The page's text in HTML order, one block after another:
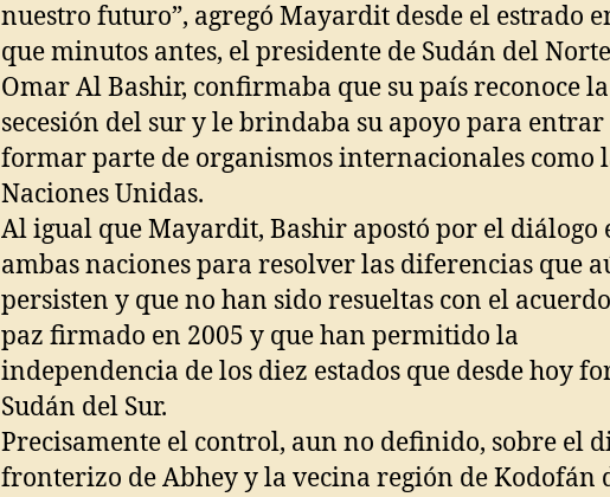
nuestro futuro”, agregó Mayardit desde el estrado
que minutos antes, el presidente de Sudán del
Omar Al Bashir, confirmaba que su país reconoce la
secesión del sur y le brindaba su apoyo para entrar
formar parte de organismos internacionales como
Naciones Unidas.
Al igual que Mayardit, Bashir apostó por el diálogo
ambas naciones para resolver las diferencias que
persisten y que no han sido resueltas con el
paz firmado en 2005 y que han permitido la
independencia de los diez estados que desde hoy
Sudán del Sur.
Precisamente el control, aun no definido, sobre el
fronterizo de Abhey y la vecina región de Kodofán